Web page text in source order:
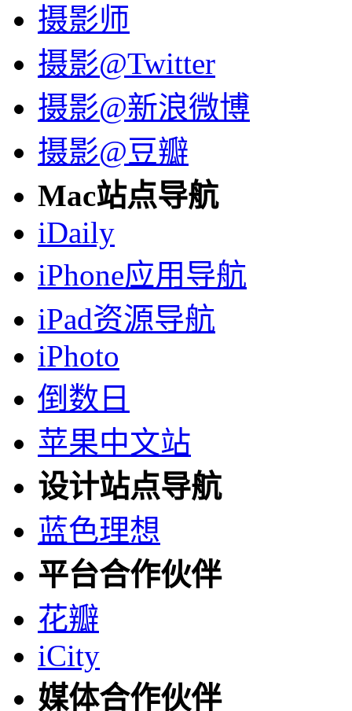
摄影师
摄影@Twitter
摄影@新浪微博
摄影@豆瓣
Mac站点导航
iDaily
iPhone应用导航
iPad资源导航
iPhoto
倒数日
苹果中文站
设计站点导航
蓝色理想
平台合作伙伴
花瓣
iCity
媒体合作伙伴